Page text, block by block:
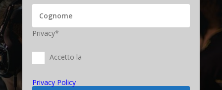
Privacy*
Accetto la
Privacy Policy